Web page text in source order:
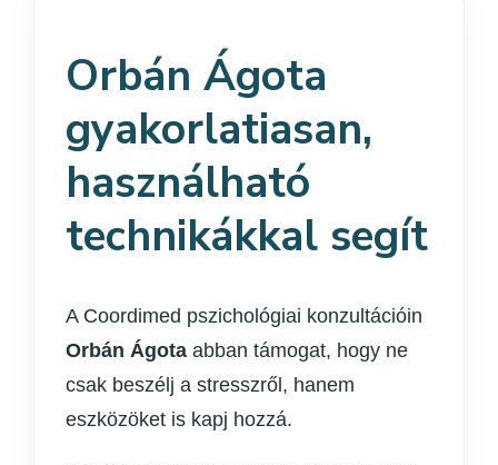
Orbán Ágota
gyakorlatiasan,
használható
technikákkal segít
A Coordimed pszichológiai konzultációin
Orbán Ágota abban támogat, hogy ne
csak beszélj a stresszről, hanem
eszközöket is kapj hozzá.